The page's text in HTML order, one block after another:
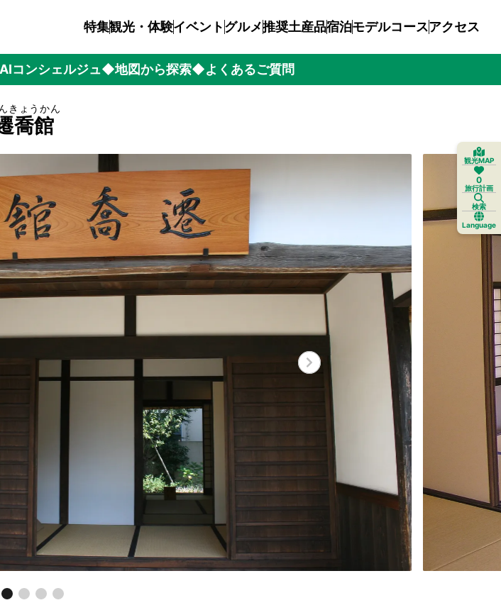
特集観光・体験イベントグルメ推奨土産品宿泊モデルコースアクセス
コンシェルジュ◆地図から探索◆よくあるご質問
喬館
きょうかん
観光MAP
0
旅行計画
検索
Language